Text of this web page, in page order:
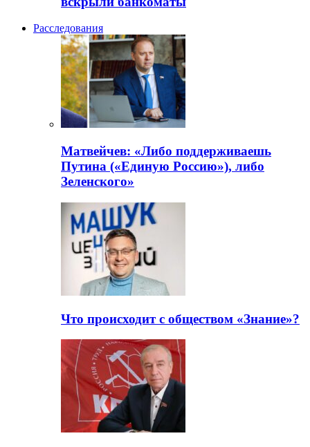
Расследования
Матвейчев: «Либо поддерживаешь
Путина («Единую Россию»), либо
Зеленского»
Что происходит с обществом «Знание»?